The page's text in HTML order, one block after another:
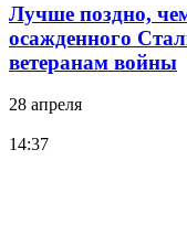
Лучше поздно,
осажденного
ветеранам войны
28 апреля
14:37